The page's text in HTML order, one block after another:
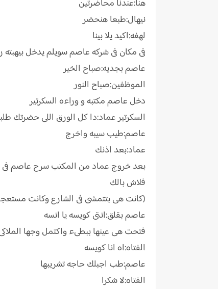
هنا:عندنا محاضرتين
نيهال:طبعا هنحضر
لهفه:اكيد يلا بينا
فى مكان فى شركه عاصم سويلم يدخل
عاصم بجديه:صباح الخير
الموظفين:صباح النور
دخل عاصم مكتبه و وراءه السكرتير
السكرتير عماد:دا كل الورق اللى حضرتك
عاصم:طيب سيبه واخرج
عماد:بعد اذنك
بعد خروج عماد من المكتب سرح عاصم فى
فلاش بالك
(كانت هى بتتمشى فى الشارع وكانت
عاصم بقلق:انتى كويسه يا انسه
فتحت هى عينها ببطىء واكتمل وجها
الفتاه:اه انا كويسه
عاصم:طب اجبلك حاجه تشريبها
الفتاه:لا شكرا